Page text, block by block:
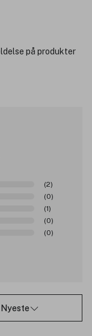
på produkter
(2)
(0)
(1)
(0)
(0)
Nyeste